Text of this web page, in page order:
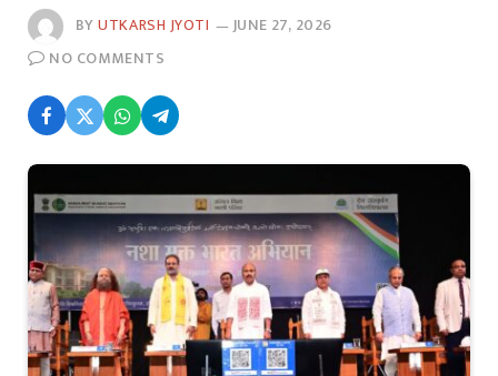
BYUTKARSH JYOTI
JUNE 27, 2026
NO COMMENTS